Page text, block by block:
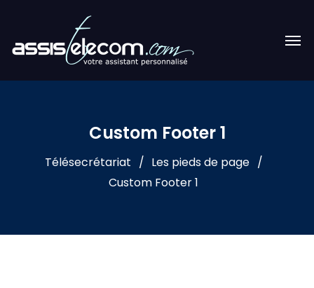
Custom Footer 1
Télésecrétariat
Les pieds de page
Custom Footer 1